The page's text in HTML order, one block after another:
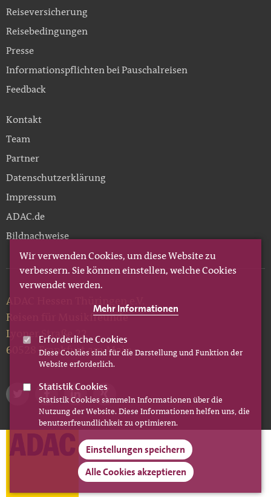
Reiseversicherung
Reisebedingungen
Presse
Informationspflichten bei Pauschalreisen
Feedback
Kontakt
Team
Partner
Datenschutzerklärung
Impressum
ADAC.de
Bildnachweise
ADAC Hessen Thüringen e.V.
Reisen für Musikfreunde
Lyoner Straße 22
60528 Frankfurt am Main
Wir verwenden Cookies, um diese Website zu
verbessern. Sie können einstellen, welche Cookies
verwendet werden.
Mehr Informationen
Erforderliche Cookies
Diese Cookies sind für die Darstellung und Funktion der
Website erforderlich.
Statistik Cookies
Statistik Cookies sammeln Informationen über die
Nutzung der Website. Diese Informationen helfen uns, die
benutzerfreundlichkeit zu optimieren.
Einstellungen speichern
Alle Cookies akzeptieren